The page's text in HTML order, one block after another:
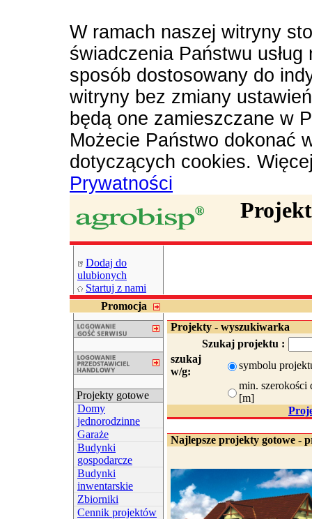
W ramach naszej witryny
świadczenia Państwu
sposób dostosowany do
witryny bez zmiany
będą one zamieszczane w
Możecie Państwo dokonać
dotyczących cookies.
Prywatności
Dodaj do
ulubionych
Startuj z nami
Promocja
Projekty gotowe
Domy
jednorodzinne
Garaże
Budynki
gospodarcze
Budynki
inwentarskie
Zbiorniki
Cennik projektów
Projekty - wyszukiwarka
Szukaj projektu :
szukaj
w/g:
symbolu
min. szerokości
[m]
Najlepsze projekty gotowe -